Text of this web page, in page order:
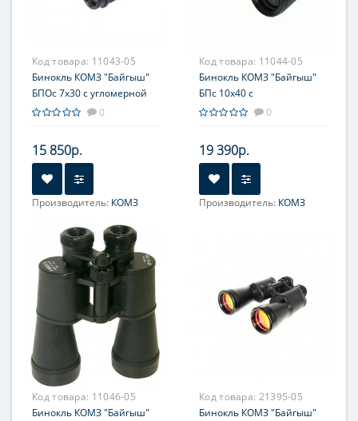
Код товара: 11043-05
Бинокль КОМЗ "Байгыш"
БПОс 7x30 с угломерной
сеткой
0
15 850р.
Производитель: КОМЗ
Фокусировка:
Раздельная
Код товара: 11044-05
Бинокль КОМЗ "Байгыш"
БПс 10x40 с
дальномерной сеткой
0
19 390р.
Производитель: КОМЗ
Код товара: 11046-05
Бинокль КОМЗ "Байгыш"
Код товара: 21395-05
Бинокль КОМЗ "Байгыш"